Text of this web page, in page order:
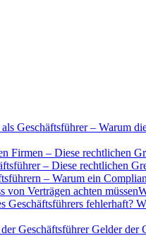
– Warum ein